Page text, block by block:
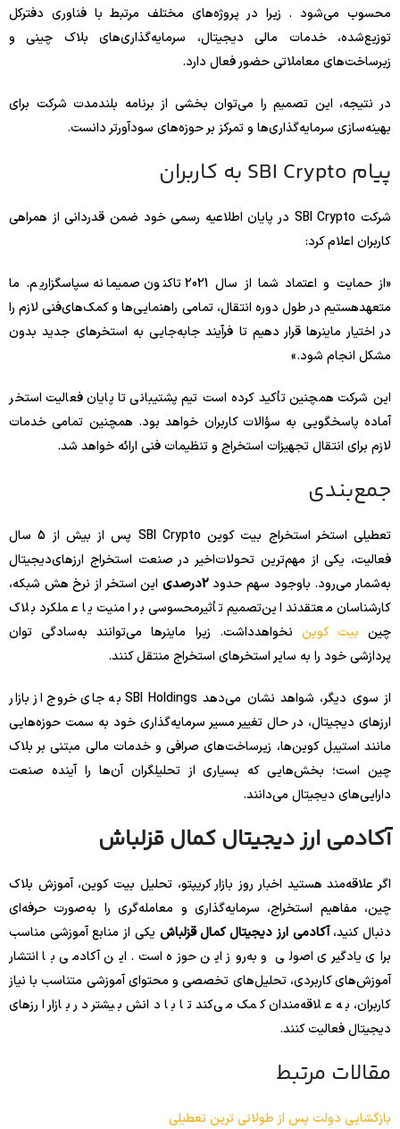
محسوب می‌شود . زیرا در پروژه‌های مختلف مرتبط با فناوری دفترکل
توزیع‌شده، خدمات مالی دیجیتال، سرمایه‌گذاری‌های بلاک چینی و
زیرساخت‌های معاملاتی حضور فعال دارد.
در نتیجه، این تصمیم را می‌توان بخشی از برنامه بلندمدت شرکت برای
بهینه‌سازی سرمایه‌گذاری‌ها و تمرکز بر حوزه‌های سودآورتر دانست.
پیام SBI Crypto به کاربران
شرکت SBI Crypto در پایان اطلاعیه رسمی خود ضمن قدردانی از همراهی
کاربران اعلام کرد:
«از حمایت و اعتماد شما از سال 2021 تاکنون صمیمانه سپاسگزاریم. ما
متعهدهستیم در طول دوره انتقال، تمامی راهنمایی‌ها و کمک‌های‌فنی لازم را
در اختیار ماینرها قرار دهیم تا فرآیند جابه‌جایی به استخرهای جدید بدون
مشکل انجام شود.»
این شرکت همچنین تأکید کرده است تیم پشتیبانی تا پایان فعالیت استخر
آماده پاسخگویی به سؤالات کاربران خواهد بود. همچنین تمامی خدمات
لازم برای انتقال تجهیزات استخراج و تنظیمات فنی ارائه خواهد شد.
جمع‌بندی
تعطیلی استخر استخراج بیت کوین SBI Crypto پس از بیش از 5 سال
فعالیت، یکی از مهم‌ترین تحولات‌اخیر در صنعت استخراج ارزهای‌دیجیتال
به‌شمار می‌رود. باوجود سهم حدود2درصدی
این استخر از نرخ هش شبکه،
کارشناسان معتقدند این‌تصمیم تأثیرمحسوسی بر امنیت یا عملکرد بلاک
چین بیت کوین نخواهدداشت. زیرا ماینرها می‌توانند به‌سادگی توان
پردازشی خود را به سایر استخرهای استخراج منتقل کنند.
از سوی دیگر، شواهد نشان می‌دهد SBI Holdings به جای خروج از بازار
ارزهای دیجیتال، در حال تغییر مسیر سرمایه‌گذاری خود به سمت حوزه‌هایی
مانند استیبل کوین‌ها، زیرساخت‌های صرافی و خدمات مالی مبتنی بر بلاک
چین است؛ بخش‌هایی که بسیاری از تحلیلگران آن‌ها را آینده صنعت
دارایی‌های دیجیتال می‌دانند.
آکادمی ارز دیجیتال کمال قزلباش
اگر علاقه‌مند هستید اخبار روز بازار کریپتو، تحلیل بیت کوین، آموزش بلاک
چین، مفاهیم استخراج، سرمایه‌گذاری و معامله‌گری را به‌صورت حرفه‌ای
دنبال کنید،آکادمی ارز دیجیتال کمال قزلباش یکی از منابع آموزشی مناسب
برای یادگیری اصولی و به‌روز این حوزه است. این آکادمی با انتشار
آموزش‌های کاربردی، تحلیل‌های تخصصی و محتوای آموزشی متناسب با نیاز
کاربران، به علاقه‌مندان کمک می‌کند تا با دانش بیشتر در بازار ارزهای
دیجیتال فعالیت کنند.
مقالات مرتبط
بازگشایی دولت پس از طولانی ترین تعطیلی